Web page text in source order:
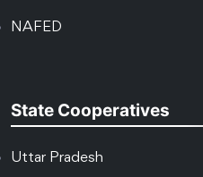
NAFED
State Cooperatives
Uttar Pradesh